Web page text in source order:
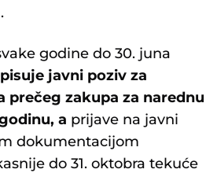
godine do 30. juna
javni poziv za
prečeg zakupa za narednu
a prijave na javni
dokumentacijom
do 31. oktobra tekuće